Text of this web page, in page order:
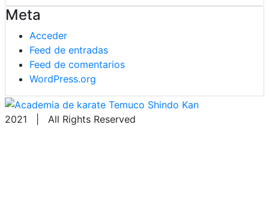
Meta
Acceder
Feed de entradas
Feed de comentarios
WordPress.org
2021 | All Rights Reserved